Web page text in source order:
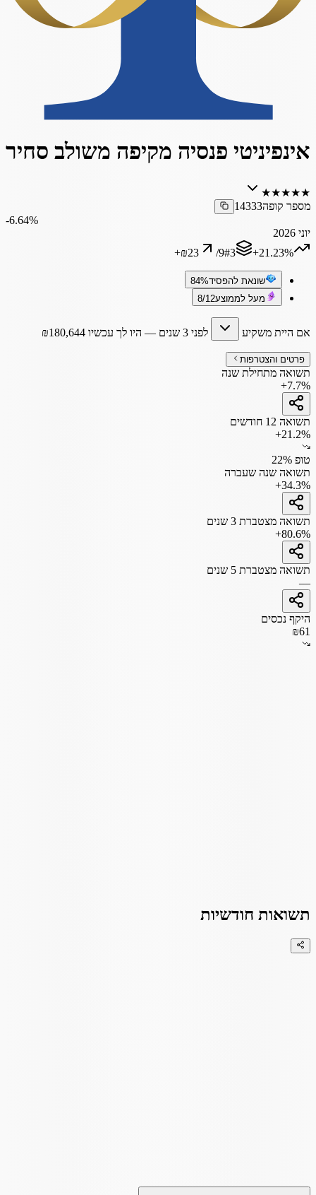
אינפיניטי פנסיה מקיפה משולב סחיר
★
★
★
★
★
מספר קופה14333
‎-6.64%
יוני 2026
‎+21.23%
#3
/9
+₪23
שונאת להפסיד84%
מעל לממוצע8/12
אם היית משקיע לפני 3 שנים — היו לך עכשיו ₪180,644
פרטים והצטרפות
תשואה מתחילת שנה
+7.7%
תשואה 12 חודשים
+21.2%
טופ 22%
תשואה שנה שעברה
+34.3%
תשואה מצטברת 3 שנים
+80.6%
תשואה מצטברת 5 שנים
—
היקף נכסים
₪61
תשואות חודשיות